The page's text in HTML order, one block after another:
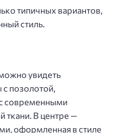
типичных вариантов,
стиль.
увидеть
позолотой,
современными
ткани. В центре —
оформленная в стиле